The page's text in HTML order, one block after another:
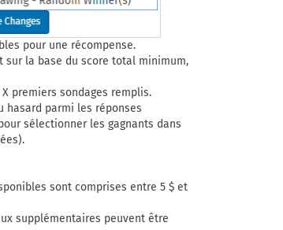
pour une récompense.
la base du score total minimum,
premiers sondages remplis.
hasard parmi les réponses
sélectionner les gagnants dans
sont comprises entre 5 $ et
supplémentaires peuvent être